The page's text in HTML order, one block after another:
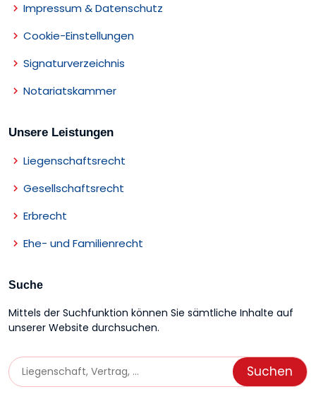
Impressum & Datenschutz
Cookie-Einstellungen
Signaturverzeichnis
Notariatskammer
Unsere Leistungen
Liegenschaftsrecht
Gesellschaftsrecht
Erbrecht
Ehe- und Familienrecht
Suche
Mittels der Suchfunktion können Sie sämtliche Inhalte auf
unserer Website durchsuchen.